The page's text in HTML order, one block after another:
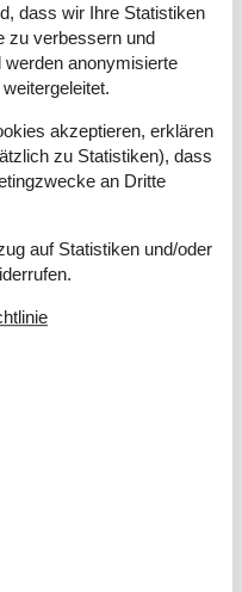
dass wir Ihre Statistiken
zu verbessern und
anonymisierte
akzeptieren, erklären
zu Statistiken), dass
an Dritte
auf Statistiken und/oder